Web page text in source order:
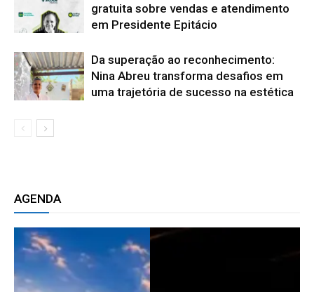
gratuita sobre vendas e atendimento
em Presidente Epitácio
Da superação ao reconhecimento:
Nina Abreu transforma desafios em
uma trajetória de sucesso na estética
AGENDA